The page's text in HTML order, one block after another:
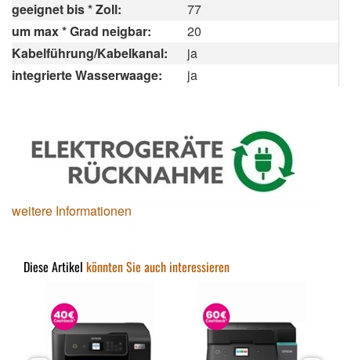
geeignet bis * Zoll:
77
um max * Grad neigbar:
20
Kabelführung/Kabelkanal:
ja
integrierte Wasserwaage:
ja
weitere Informationen
Diese Artikel könnten Sie auch interessieren